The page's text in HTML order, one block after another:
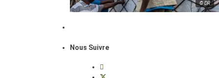
© DR
Nous Suivre